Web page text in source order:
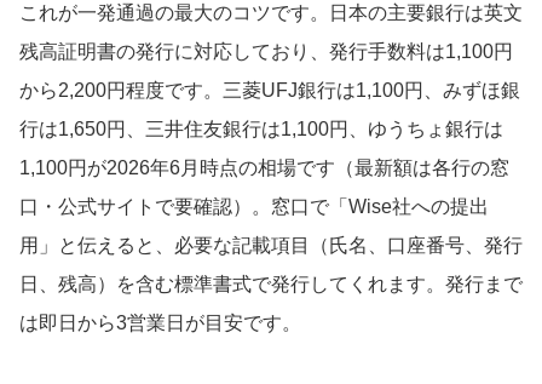
これが一発通過の最大のコツです。日本の主要銀行は英文
残高証明書の発行に対応しており、発行手数料は1,100円
から2,200円程度です。三菱UFJ銀行は1,100円、みずほ銀
行は1,650円、三井住友銀行は1,100円、ゆうちょ銀行は
1,100円が2026年6月時点の相場です（最新額は各行の窓
口・公式サイトで要確認）。窓口で「Wise社への提出
用」と伝えると、必要な記載項目（氏名、口座番号、発行
日、残高）を含む標準書式で発行してくれます。発行まで
は即日から3営業日が目安です。